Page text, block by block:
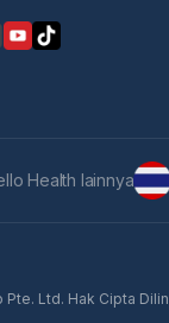
Health lainnya
Ltd. Hak Cipta